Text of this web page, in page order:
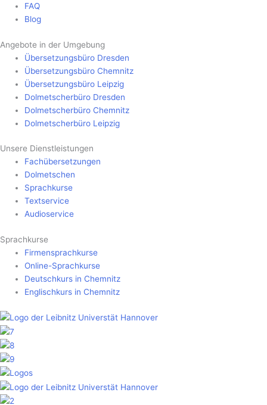
FAQ
Blog
Angebote in der Umgebung
Übersetzungsbüro Dresden
Übersetzungsbüro Chemnitz
Übersetzungsbüro Leipzig
Dolmetscherbüro Dresden
Dolmetscherbüro Chemnitz
Dolmetscherbüro Leipzig
Unsere Dienstleistungen
Fachübersetzungen
Dolmetschen
Sprachkurse
Textservice
Audioservice
Sprachkurse
Firmensprachkurse
Online-Sprachkurse
Deutschkurs in Chemnitz
Englischkurs in Chemnitz